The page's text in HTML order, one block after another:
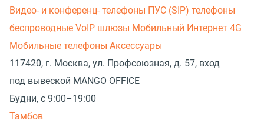
Видео- и конференц- телефоны ПУС (SIP) телефоны
беспроводные VoIP шлюзы Мобильный Интернет 4G
Мобильные телефоны Аксессуары
117420, г. Москва, ул. Профсоюзная, д. 57, вход
под вывеской MANGO OFFICE
Будни, с 9:00–19:00
Тамбов